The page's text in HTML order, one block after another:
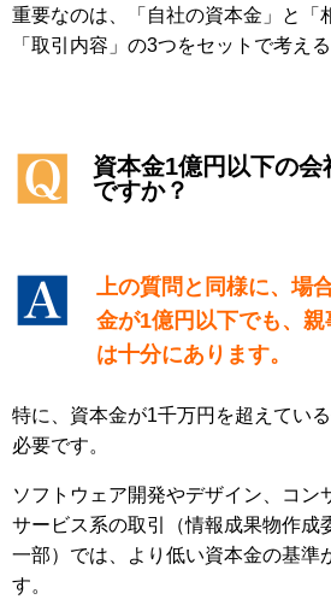
重要なのは、「自社の資本金」と「
「取引内容」の3つをセットで考える
資本金1億円以下の
ですか？
上の質問と同様に、場
金が1億円以下でも、
は十分にあります。
特に、資本金が1千万円を超えてい
必要です。
ソフトウェア開発やデザイン、コン
サービス系の取引（情報成果物作成
一部）では、より低い資本金の基準
す。